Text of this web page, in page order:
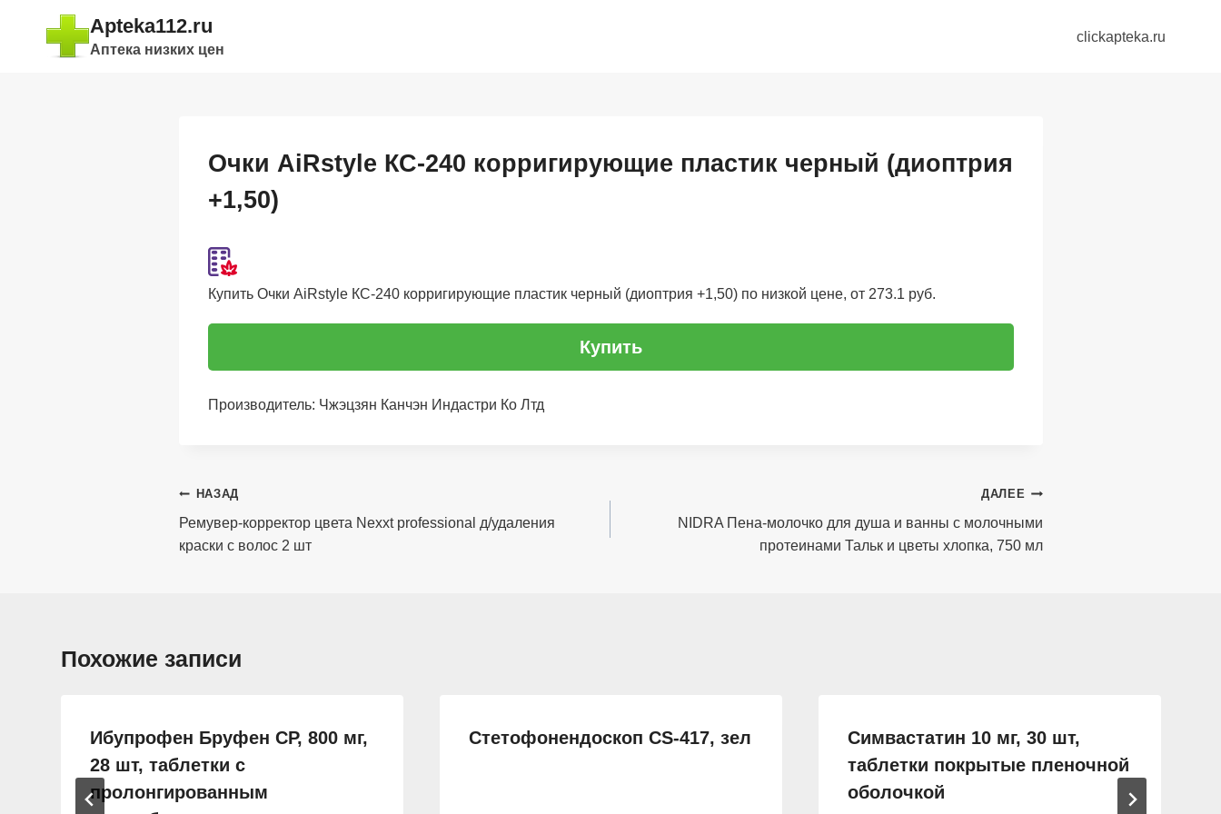
содержимому
Apteka112.ru
Аптека низких цен
clickapteka.ru
Очки AiRstyle КС-240 корригирующие пластик черный (диоптрия
+1,50)
Купить Очки AiRstyle КС-240 корригирующие пластик черный (диоптрия +1,50) по низкой цене, от 273.1 руб.
Купить
Производитель: Чжэцзян Канчэн Индастри Ко Лтд
Навигация
по
записям
НАЗАД
Ремувер-корректор цвета Nexxt professional д/удаления
краски с волос 2 шт
ДАЛЕЕ
NIDRA Пена-молочко для душа и ванны с молочными
протеинами Тальк и цветы хлопка, 750 мл
Похожие записи
Ибупрофен Бруфен СР, 800 мг,
28 шт, таблетки с
пролонгированным
Стетофонендоскоп CS-417, зел
Симвастатин 10 мг, 30 шт,
таблетки покрытые пленочной
оболочкой